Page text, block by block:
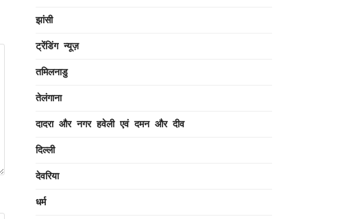
झांसी
ट्रेंडिंग न्यूज़
तमिलनाडु
तेलंगाना
दादरा और नगर हवेली एवं दमन और दीव
दिल्ली
देवरिया
धर्म